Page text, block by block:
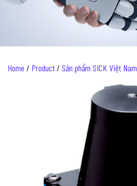
Home / Product/ Sản phẩm SICK Việt Nam